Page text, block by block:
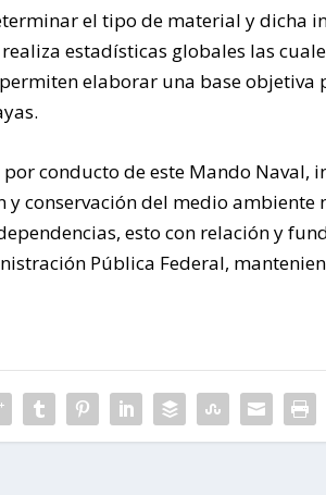
el tipo de material y dicha
estadísticas globales las
elaborar una base objetiva
por conducto de este Mando Naval,
conservación del medio
esto con relación y
Pública Federal,